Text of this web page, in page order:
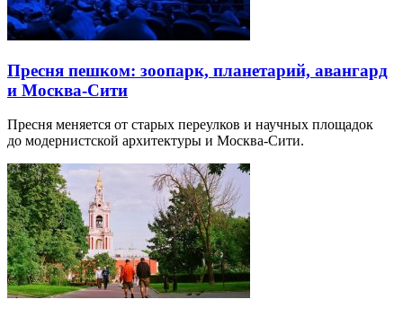
Пресня пешком: зоопарк, планетарий, авангард
и Москва-Сити
Пресня меняется от старых переулков и научных площадок
до модернистской архитектуры и Москва-Сити.